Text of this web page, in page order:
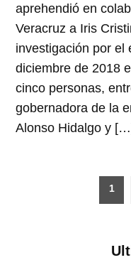
aprehendió en
Veracruz a Iris
investigación por el
diciembre de 2018
cinco personas,
gobernadora de la
Alonso Hidalgo y
1